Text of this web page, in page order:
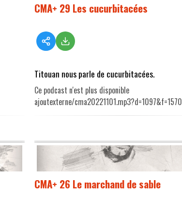
CMA+ 29 Les cucurbitacées
Titouan nous parle de cucurbitacées.
Ce podcast n'est plus disponible
ajoutexterne/cma20221101.mp3?d=1097&f=1570
CMA+ 26 Le marchand de sable